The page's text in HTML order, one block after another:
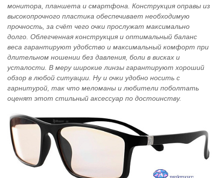
монитора, планшета и смартфона. Конструкция оправы из
высокопрочного пластика обеспечивает необходимую
прочность, за счёт чего очки прослужат максимально
долго. Облегченная конструкция и оптимальный баланс
веса гарантируют удобство и максимальный комфорт при
длительном ношении без давления, боли в висках и
усталости. В меру широкие линзы гарантируют хороший
обзор в любой ситуации. Ну и очки удобно носить с
гарнитурой, так что меломаны и любители поболтать
оценят этот стильный аксессуар по достоинству.